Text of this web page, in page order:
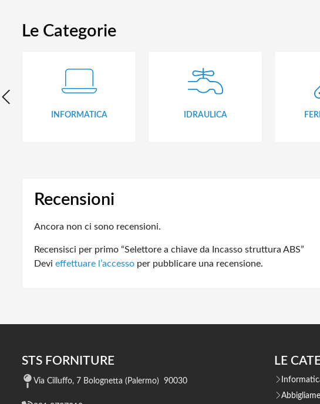
Le Categorie
INFORMATICA IDRAULICA
Recensioni
Ancora non ci sono recensioni.
Recensisci per primo “Selettore a chiave da Incasso struttura ABS”
Devi effettuare l’accesso per pubblicare una recensione.
STS FORNITURE
Via Cilluffo, 7 Bolognetta (Palermo) 90030
LE